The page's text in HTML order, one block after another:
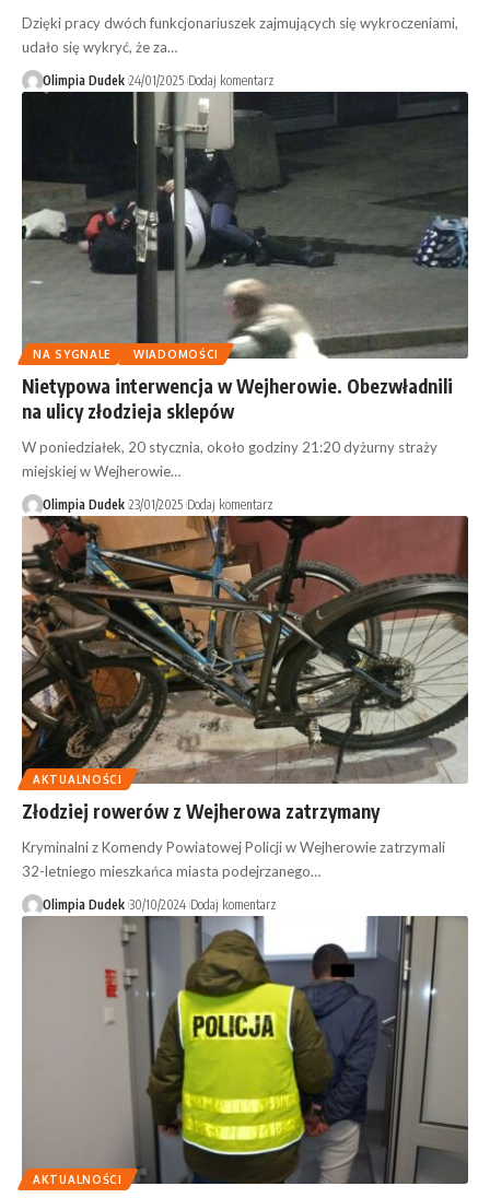
Dzięki pracy dwóch funkcjonariuszek zajmujących się wykroczeniami,
udało się wykryć, że za…
Olimpia Dudek 24/01/2025 Dodaj komentarz
NA SYGNALE WIADOMOŚCI
Nietypowa interwencja w Wejherowie. Obezwładnili
na ulicy złodzieja sklepów
W poniedziałek, 20 stycznia, około godziny 21:20 dyżurny straży
miejskiej w Wejherowie…
Olimpia Dudek 23/01/2025 Dodaj komentarz
AKTUALNOŚCI
Złodziej rowerów z Wejherowa zatrzymany
Kryminalni z Komendy Powiatowej Policji w Wejherowie zatrzymali
32-letniego mieszkańca miasta podejrzanego…
Olimpia Dudek 30/10/2024 Dodaj komentarz
AKTUALNOŚCI